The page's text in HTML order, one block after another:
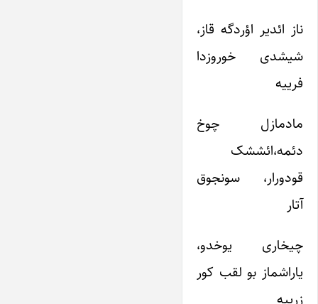
ناز ائدیر اؤردگه قاز،
شیشدی خوروزدا
فرییه
مادمازل چوخ
دئمه،ائششک
قودورار، سونجوق
آتار
چیخاری یوخدو،
یاراشماز بو لقب کور
زرییه